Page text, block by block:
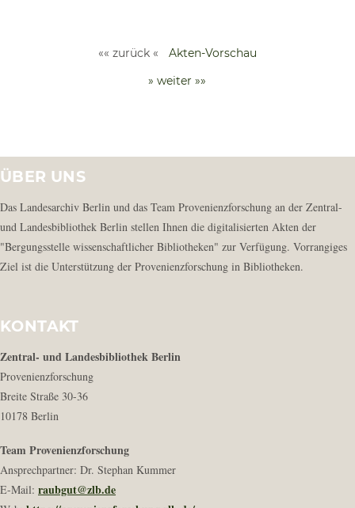
«« zurück «
Akten-Vorschau
» weiter »»
ÜBER UNS
Das Landesarchiv Berlin und das Team Provenienzforschung an der Zentral-
und Landesbibliothek Berlin stellen Ihnen die digitalisierten Akten der
"Bergungsstelle wissenschaftlicher Bibliotheken" zur Verfügung. Vorrangiges
Ziel ist die Unterstützung der Provenienzforschung in Bibliotheken.
KONTAKT
Zentral- und Landesbibliothek Berlin
Provenienzforschung
Breite Straße 30-36
10178 Berlin
Team Provenienzforschung
Ansprechpartner: Dr. Stephan Kummer
E-Mail: raubgut@zlb.de